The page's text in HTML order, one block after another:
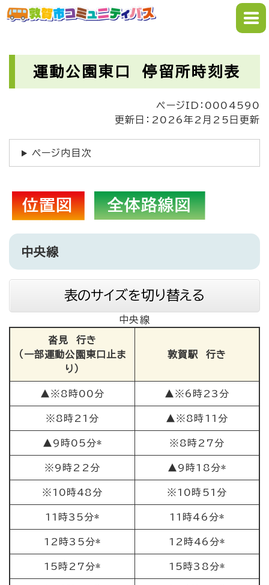
ペ
ー
メニューを飛ばして本文へ
運動公園東口 停留所時刻表
ページID：0004590
更新日：2026年2月25日更新
ページ内目次
中央線
表のサイズを切り替える
中央線
沓見 行き
（一部運動公園東口止ま
り）
敦賀駅 行き
▲※8時00分 ▲※6時23分
※8時21分 ▲※8時11分
▲9時05分* ※8時27分
※9時22分 ▲9時18分*
※10時48分 ※10時51分
11時35分* 11時46分*
12時35分* 12時46分*
15時27分* 15時38分*